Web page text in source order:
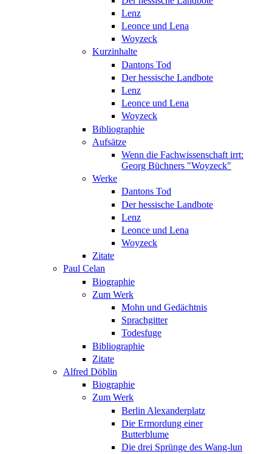
Lenz
Leonce und Lena
Woyzeck
Kurzinhalte
Dantons Tod
Der hessische Landbote
Lenz
Leonce und Lena
Woyzeck
Bibliographie
Aufsätze
Wenn die Fachwissenschaft irrt:
Georg Büchners "Woyzeck"
Werke
Dantons Tod
Der hessische Landbote
Lenz
Leonce und Lena
Woyzeck
Zitate
Paul Celan
Biographie
Zum Werk
Mohn und Gedächtnis
Sprachgitter
Todesfuge
Bibliographie
Zitate
Alfred Döblin
Biographie
Zum Werk
Berlin Alexanderplatz
Die Ermordung einer
Butterblume
Die drei Sprünge des Wang-lun